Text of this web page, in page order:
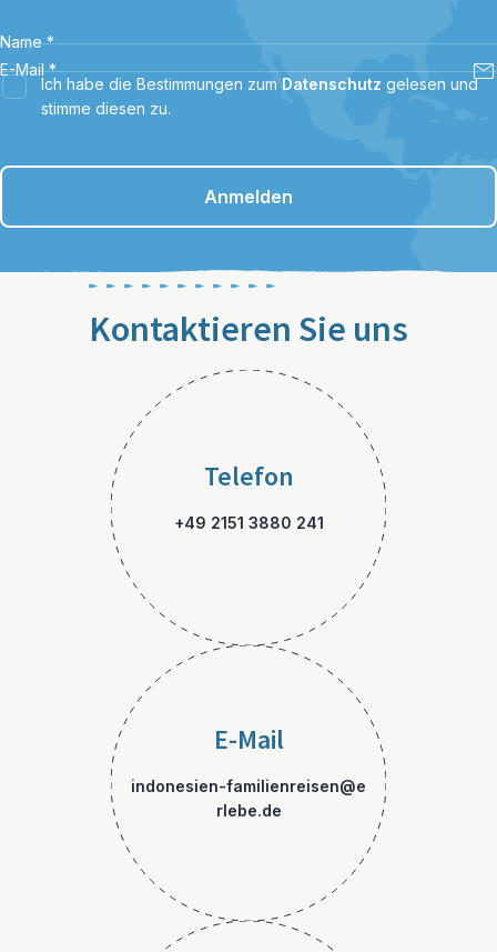
Name *
E-Mail *
Ich habe die Bestimmungen zum Datenschutz gelesen und
stimme diesen zu.
Anmelden
Kontaktieren Sie uns
Telefon
+49 2151 3880 241
E-Mail
indonesien-familienreisen@e
rlebe.de